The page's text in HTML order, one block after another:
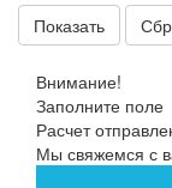
Внимание!
Заполните поле
Расчет
Мы свяжемся с